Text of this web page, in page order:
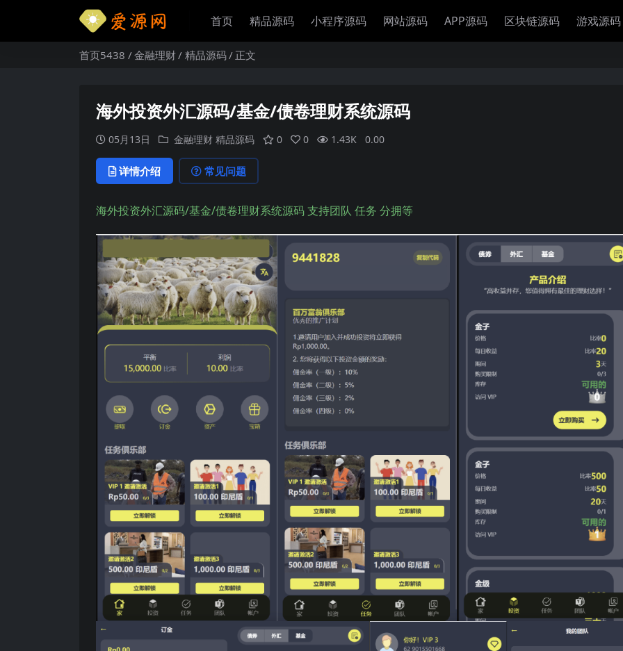
首页 精品源码 小程序源码 网站源码 APP源码 区块链源码 游戏源码
首页5438 金融理财 精品源码 正文
海外投资外汇源码/基金/债卷理财系统源码
05月13日 金融理财 精品源码 0 0 1.43K 0.00
详情介绍 常见问题
海外投资外汇源码/基金/债卷理财系统源码 支持团队 任务 分拥等